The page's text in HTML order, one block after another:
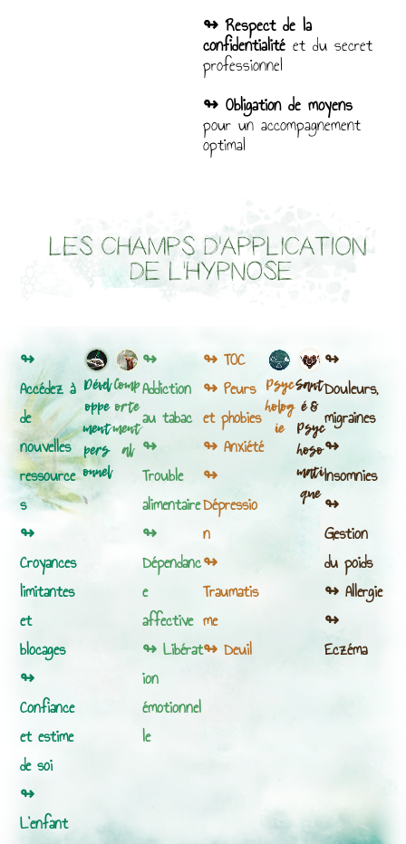
↬ Respect de la
confidentialité et du secret
professionnel
↬ Obligation de moyens
pour un accompagnement
optimal
Dével
oppe
ment
pers
onnel
↬
Accédez à
de
nouvelles
ressource
s
↬
Croyances
limitantes
et
blocages
↬
Confiance
et estime
de soi
↬
L’enfant
Comp
orte
ment
al
↬
Addiction
au tabac
↬
Trouble
alimentaire
↬
Dépendanc
e
affective
↬ Libérat
ion
émotionnel
le
Psyc
holog
ie
↬ TOC
↬ Peurs
et phobies
↬ Anxiété
↬
Dépressio
n
↬
Traumatis
me
↬ Deuil
Sant
é &
Psyc
hoso
mati
que
↬
Douleurs,
migraines
↬
Insomnies
↬
Gestion
du poids
↬ Allergie
↬
Eczéma